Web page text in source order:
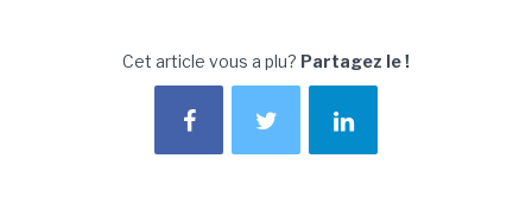
Cet article vous a plu? Partagez le !